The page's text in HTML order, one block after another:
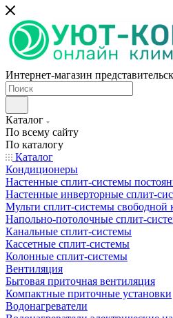
Интернет-магазин
Каталог
По всему сайту
По каталогу
Каталог
Кондиционеры
Настенные сплит-системы
Настенные инверторные сплит-
Мульти сплит-системы свободной
Напольно-потолочные сплит-
Канальные сплит-системы
Кассетные сплит-системы
Колонные сплит-системы
Вентиляция
Бытовая приточная вентиляция
Компактные приточные установки
Водонагреватели